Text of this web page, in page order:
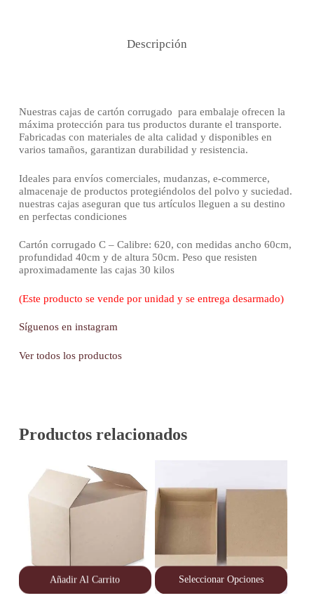
Descripción
Nuestras cajas de cartón corrugado para embalaje ofrecen la
máxima protección para tus productos durante el transporte.
Fabricadas con materiales de alta calidad y disponibles en
varios tamaños, garantizan durabilidad y resistencia.
Ideales para envíos comerciales, mudanzas, e-commerce,
almacenaje de productos protegiéndolos del polvo y suciedad.
nuestras cajas aseguran que tus artículos lleguen a su destino
en perfectas condiciones
Cartón corrugado C – Calibre: 620, con medidas ancho 60cm,
profundidad 40cm y de altura 50cm. Peso que resisten
aproximadamente las cajas 30 kilos
(Este producto se vende por unidad y se entrega desarmado)
Síguenos en instagram
Ver todos los productos
Productos relacionados
Añadir Al Carrito Seleccionar Opciones